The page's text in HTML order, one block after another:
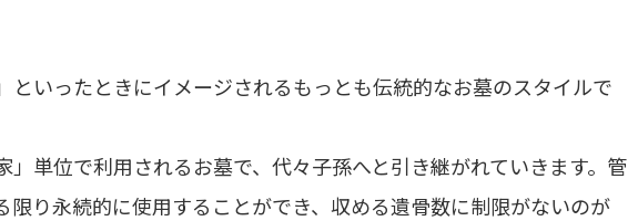
といったときにイメージされるもっとも伝統的なお墓のスタイルで
」単位で利用されるお墓で、代々子孫へと引き継がれていきます。管
限り永続的に使用することができ、収める遺骨数に制限がないのが